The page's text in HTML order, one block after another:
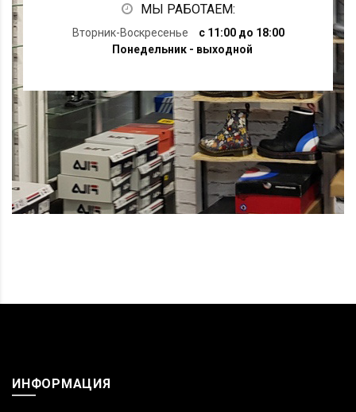
МЫ РАБОТАЕМ:
Вторник-Воскресенье
с 11:00 до 18:00
Понедельник - выходной
ИНФОРМАЦИЯ